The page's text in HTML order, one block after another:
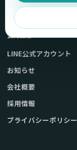
弊社販売ストアへ
公式情報
LINE公式アカウント
お知らせ
会社概要
採用情報
プライバシーポリシー